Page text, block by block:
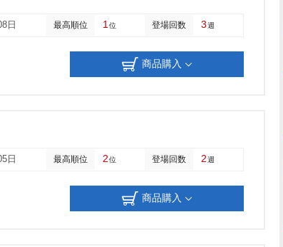
日 最高順位 1 位 登場回数 3週
商品購入
日 最高順位 2位 登場回数 2週
商品購入